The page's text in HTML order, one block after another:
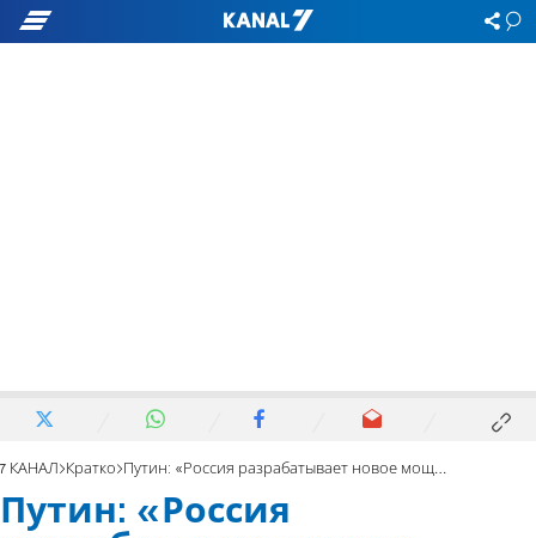
7 КАНАЛ Кратко Путин: «Россия разрабатывает новое мощное оружие»
Путин: «Россия